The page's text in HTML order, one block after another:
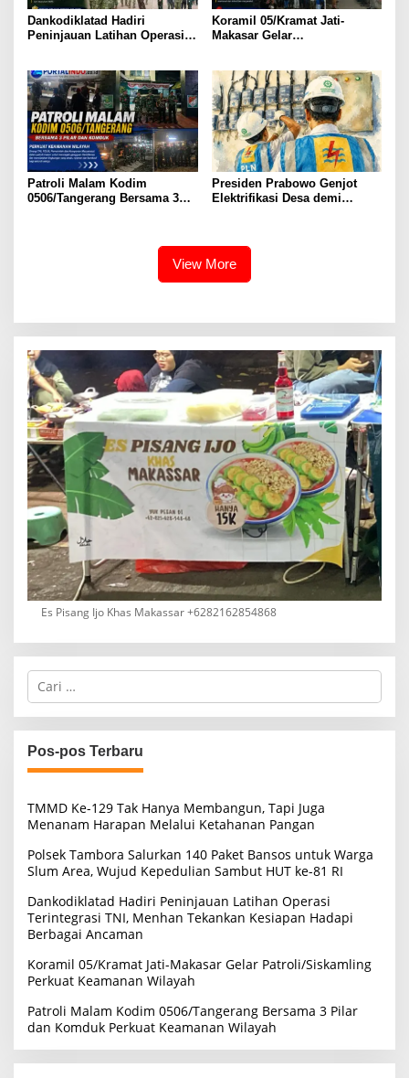
Dankodiklatad Hadiri
Peninjauan Latihan Operasi
Berbagai Ancaman
Koramil 05/Kramat Jati-
Makasar Gelar
Patroli Malam Kodim
0506/Tangerang Bersama 3
Presiden Prabowo Genjot
Elektrifikasi Desa demi
View More
Es Pisang Ijo Khas Makassar +6282162854868
C
i
u
n
t
k
:
Pos-pos Terbaru
TMMD Ke-129 Tak Hanya Membangun, Tapi Juga
Menanam Harapan Melalui Ketahanan Pangan
Polsek Tambora Salurkan 140 Paket Bansos untuk Warga
Slum Area, Wujud Kepedulian Sambut HUT ke-81 RI
Dankodiklatad Hadiri Peninjauan Latihan Operasi
Terintegrasi TNI, Menhan Tekankan Kesiapan Hadapi
Berbagai Ancaman
Koramil 05/Kramat Jati-Makasar Gelar Patroli/Siskamling
Perkuat Keamanan Wilayah
Patroli Malam Kodim 0506/Tangerang Bersama 3 Pilar
dan Komduk Perkuat Keamanan Wilayah